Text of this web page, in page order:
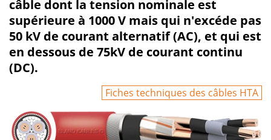
câble dont la tension nominale est
supérieure à 1000 V mais qui n'excéde pas
50 kV de courant alternatif (AC), et qui est
en dessous de 75kV de courant continu
(DC).
Fiches techniques des câbles HTA